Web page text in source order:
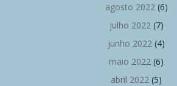
agosto 2022 (6)
julho 2022 (7)
junho 2022 (4)
maio 2022 (6)
abril 2022 (5)